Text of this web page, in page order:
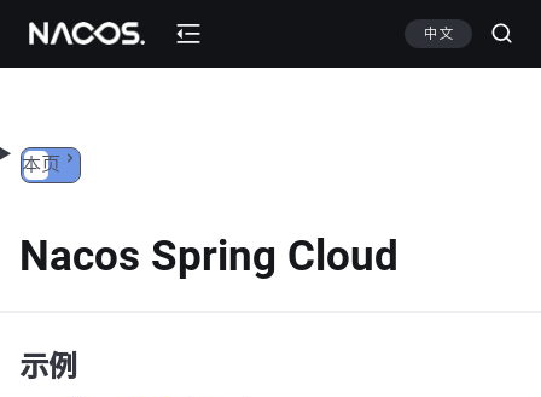
跳转到内容 中文
本页
Nacos Spring Cloud
示例